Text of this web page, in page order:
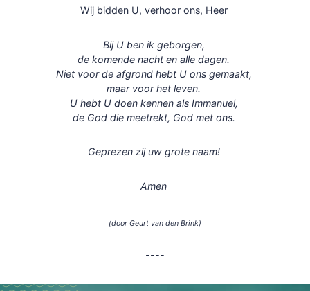
Wij bidden U, verhoor ons, Heer
Bij U ben ik geborgen,
de komende nacht en alle dagen.
Niet voor de afgrond hebt U ons gemaakt,
maar voor het leven.
U hebt U doen kennen als Immanuel,
de God die meetrekt, God met ons.
Geprezen zij uw grote naam!
Amen
(door Geurt van den Brink)
----